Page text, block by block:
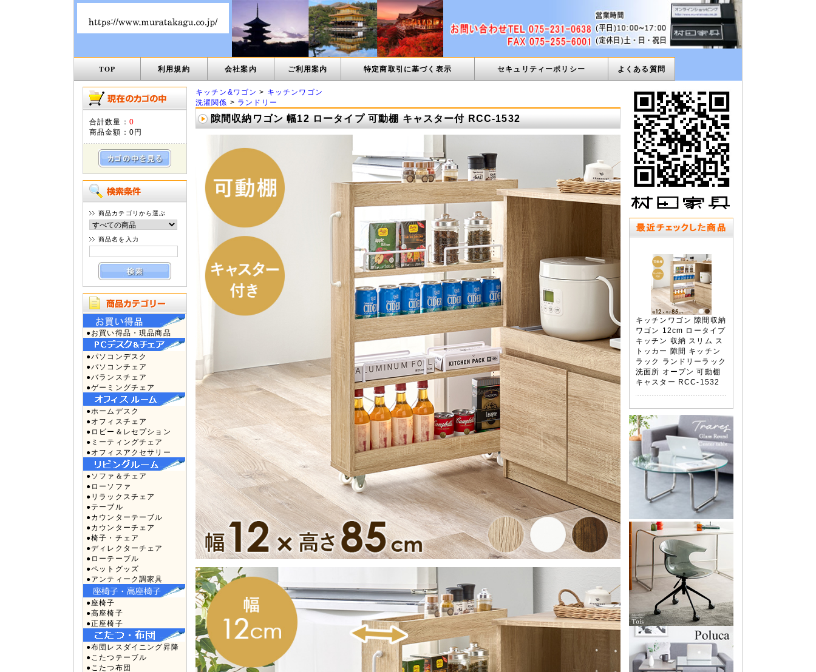
TOP 利用規約 会社案内 ご利用案内 特定商取引に基づく表示 セキュリティーポリシー よくある質問
合計数量： 0
商品金額： 0円
商品カテゴリから選ぶ
商品名を入力
●お買い得品・現品商品
●パソコンデスク
●パソコンチェア
●バランスチェア
●ゲーミングチェア
●ホームデスク
●オフィスチェア
●ロビー＆レセプション
●ミーティングチェア
●オフィスアクセサリー
●ソファ＆チェア
●ローソファ
●リラックスチェア
●テーブル
●カウンターテーブル
●カウンターチェア
●椅子・チェア
●ディレクターチェア
●ローテーブル
●ペットグッズ
●アンティーク調家具
●座椅子
●高座椅子
●正座椅子
●布団レスダイニング昇降
●こたつテーブル
●こたつ布団
キッチン&ワゴン > キッチンワゴン
洗濯関係 > ランドリー
隙間収納ワゴン 幅12 ロータイプ 可動棚 キャスター付 RCC-1532
キッチンワゴン 隙間収納
ワゴン 12cm ロータイプ
キッチン 収納 スリム ス
トッカー 隙間 キッチン
ラック ランドリーラック
洗面所 オープン 可動棚
キャスター RCC-1532